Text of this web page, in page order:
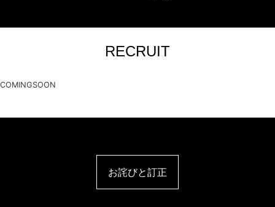
RECRUIT
COMINGSOON
お詫びと訂正